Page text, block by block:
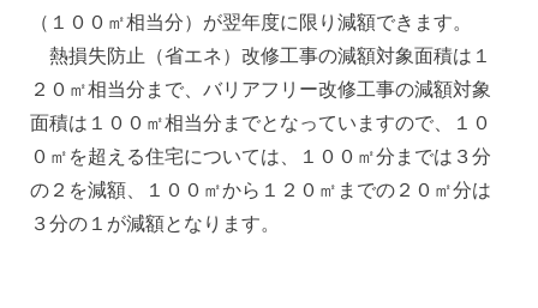
（１００㎡相当分）が翌年度に限り減額できます。
熱損失防止（省エネ）改修工事の減額対象面積は１
２０㎡相当分まで、バリアフリー改修工事の減額対象
面積は１００㎡相当分までとなっていますので、１０
０㎡を超える住宅については、１００㎡分までは３分
の２を減額、１００㎡から１２０㎡までの２０㎡分は
３分の１が減額となります。